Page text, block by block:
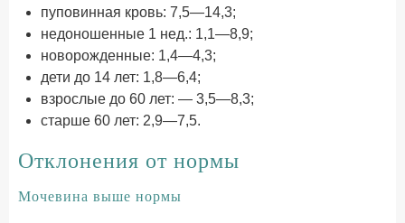
пуповинная кровь: 7,5—14,3;
недоношенные 1 нед.: 1,1—8,9;
новорожденные: 1,4—4,3;
дети до 14 лет: 1,8—6,4;
взрослые до 60 лет: — 3,5—8,3;
старше 60 лет: 2,9—7,5.
Отклонения от нормы
Мочевина выше нормы